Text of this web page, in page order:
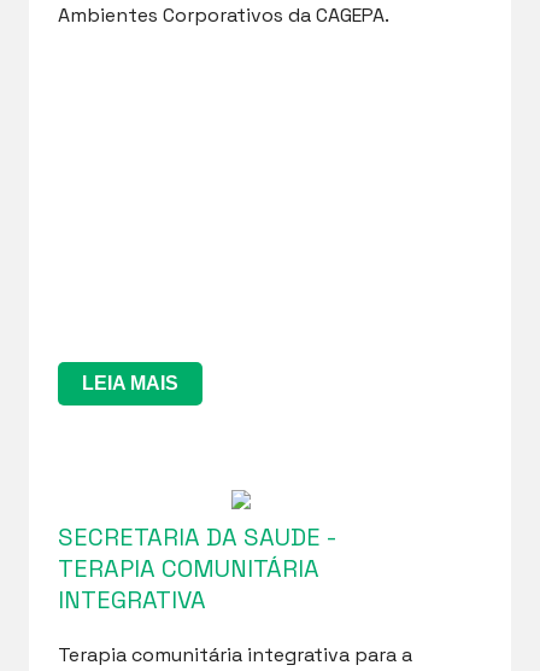
Ambientes Corporativos da CAGEPA.
LEIA MAIS
SECRETARIA DA SAUDE -
TERAPIA COMUNITÁRIA
INTEGRATIVA
Terapia comunitária integrativa para a